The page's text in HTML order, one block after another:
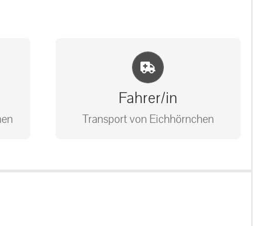
Fahrer/in
Transport von Eichhörnchen
Einlernung und Infos